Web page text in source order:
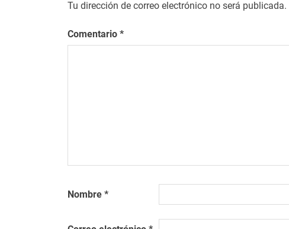
Tu dirección de correo electrónico no será publicada.
Comentario *
Nombre *